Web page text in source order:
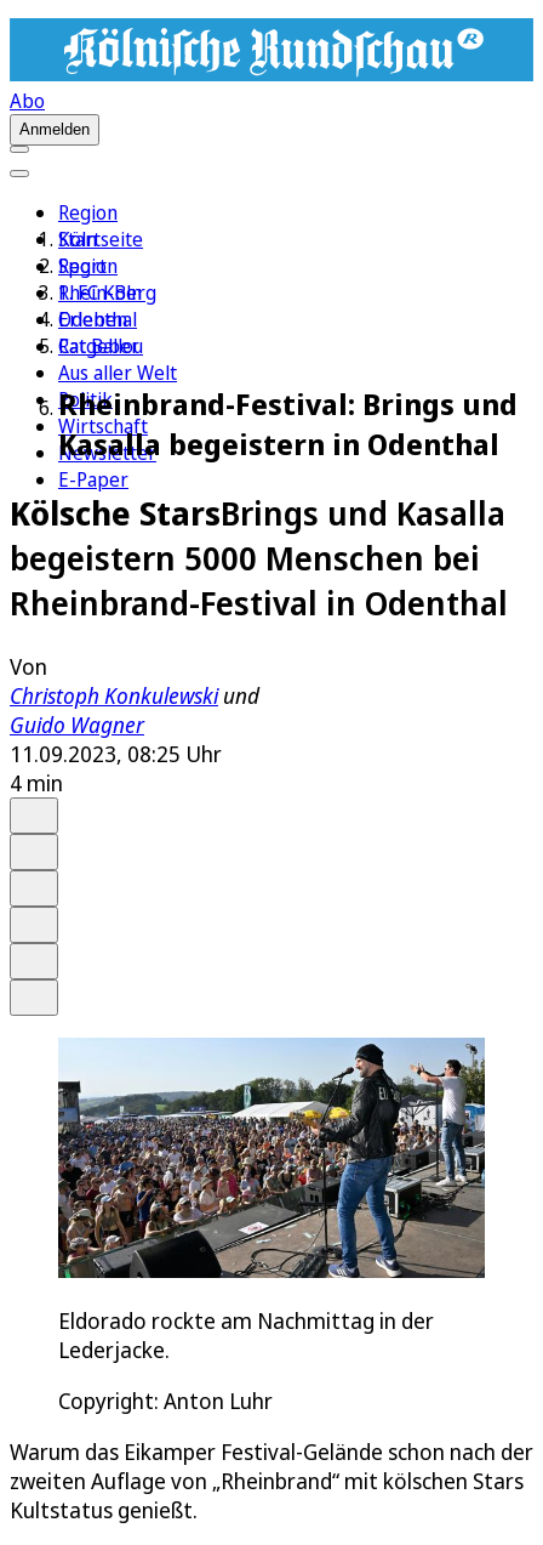
Abo
Anmelden
Region
Köln
Sport
1. FC Köln
Erleben
Ratgeber
Aus aller Welt
Politik
Wirtschaft
Newsletter
E-Paper
Startseite
Region
Rhein-Berg
Odenthal
Cat Ballou
Rheinbrand-Festival: Brings und
Kasalla begeistern in Odenthal
Kölsche StarsBrings und Kasalla
begeistern 5000 Menschen bei
Rheinbrand-Festival in Odenthal
Von
Christoph Konkulewskiund
Guido Wagner
11.09.2023, 08:25 Uhr
4 min
Eldorado rockte am Nachmittag in der
Lederjacke.
Copyright: Anton Luhr
Warum das Eikamper Festival-Gelände schon nach der
zweiten Auflage von „Rheinbrand“ mit kölschen Stars
Kultstatus genießt.